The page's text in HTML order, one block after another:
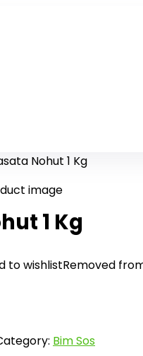
Nohut 1 Kg
1 Kg
to wishlistRemoved
Bim Sos